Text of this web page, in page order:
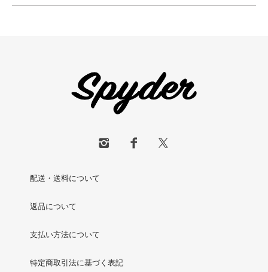
配送・送料について
返品について
支払い方法について
特定商取引法に基づく表記